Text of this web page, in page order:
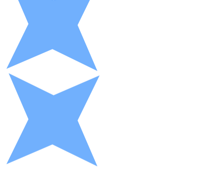
Efectivo
Compra criptomonedas con efectivo en tu tienda más
Comprar con efectivo
Transferencia SEPA
Añade fondos a tu cuenta Bitnovo o realiza compras
Comprar con Transferencia
Tarjeta de crédito / débito
Utiliza tarjetas Visa y Mastercard para comprar